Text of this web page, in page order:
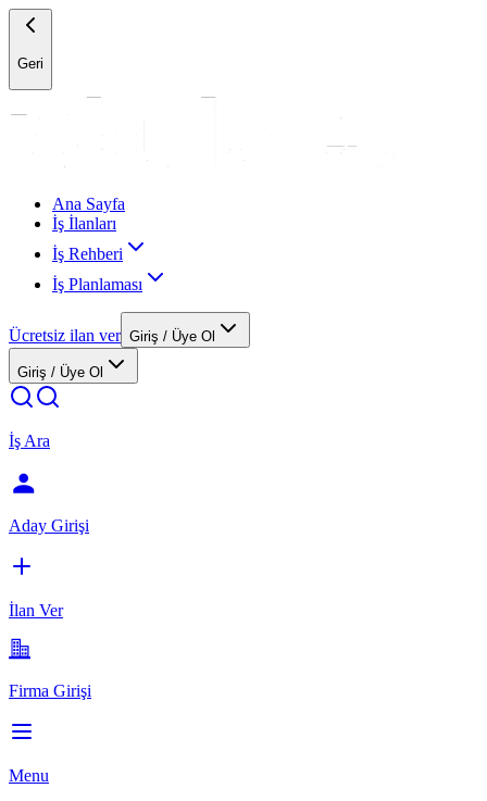
Geri
Ana Sayfa
İş İlanları
İş Rehberi
İş Planlaması
Ücretsiz ilan ver Giriş / Üye Ol
Giriş / Üye Ol
İş Ara
Aday Girişi
İlan Ver
Firma Girişi
Menu